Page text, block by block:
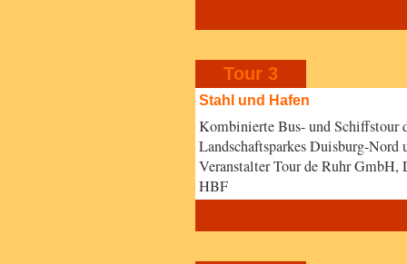
Tour 3
Stahl und Hafen
Kombinierte Bus- und Schiffstour
Landschaftsparkes Duisburg-Nord
Veranstalter Tour de Ruhr GmbH,
HBF